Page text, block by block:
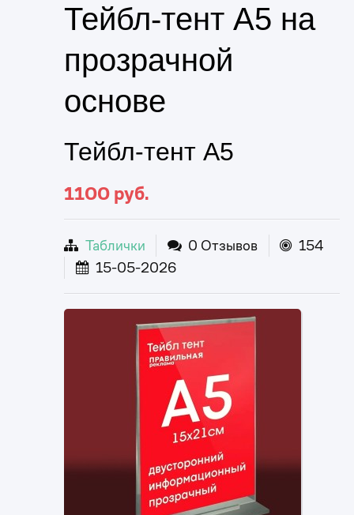
Тейбл-тент А5 на
прозрачной
основе
Тейбл-тент А5
1100 руб.
Таблички 0 Отзывов
154
15-05-2026